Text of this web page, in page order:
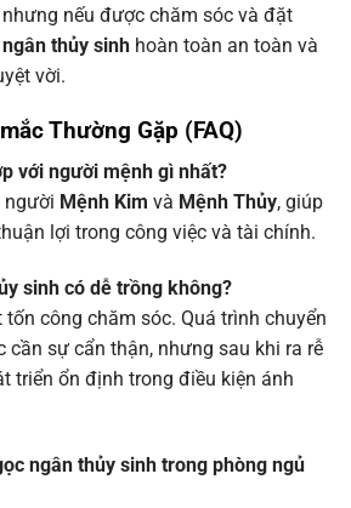
nếu được chăm sóc và đặt
thủy sinh hoàn toàn an toàn và
vời.
Thường Gặp (FAQ)
với người mệnh gì nhất?
người Mệnh Kim và Mệnh Thủy, giúp
lợi trong công việc và tài chính.
sinh có dễ trồng không?
tốn công chăm sóc. Quá trình chuyển
sự cẩn thận, nhưng sau khi ra rễ
triển ổn định trong điều kiện ánh
ngân thủy sinh trong phòng ngủ